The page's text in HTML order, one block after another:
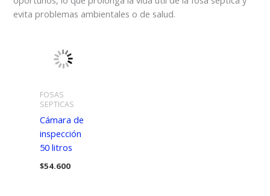
evita problemas ambientales o de salud.
FOSAS
SEPTICAS
Cámara de
inspección
50 litros
$54.600